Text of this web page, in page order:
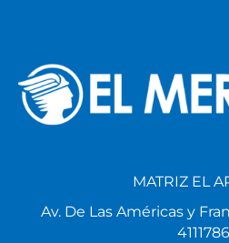
MATRIZ EL
Av. De Las Américas y
4111786